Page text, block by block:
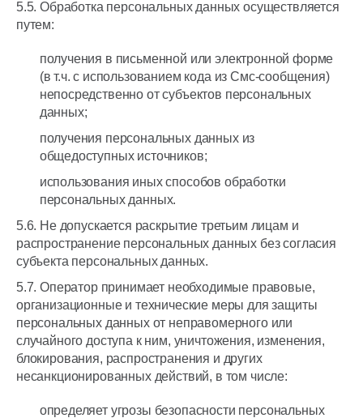
5.5. Обработка персональных данных осуществляется
путем:
получения в письменной или электронной форме
(в т.ч. с использованием кода из Смс-сообщения)
непосредственно от субъектов персональных
данных;
получения персональных данных из
общедоступных источников;
использования иных способов обработки
персональных данных.
5.6. Не допускается раскрытие третьим лицам и
распространение персональных данных без согласия
субъекта персональных данных.
5.7. Оператор принимает необходимые правовые,
организационные и технические меры для защиты
персональных данных от неправомерного или
случайного доступа к ним, уничтожения, изменения,
блокирования, распространения и других
несанкционированных действий, в том числе:
определяет угрозы безопасности персональных